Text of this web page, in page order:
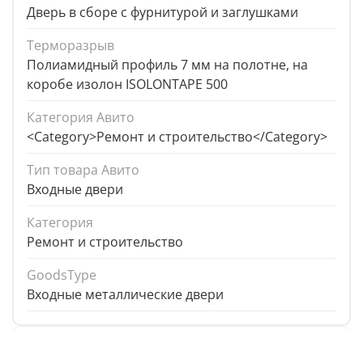
Дверь в сборе с фурнитурой и заглушками
Терморазрыв
Полиамидный профиль 7 мм на полотне, на
коробе изолон ISOLONTAPE 500
Категория Авито
<Category>Ремонт и строительство</Category>
Тип товара Авито
Входные двери
Категория
Ремонт и строительство
GoodsType
Входные металлические двери